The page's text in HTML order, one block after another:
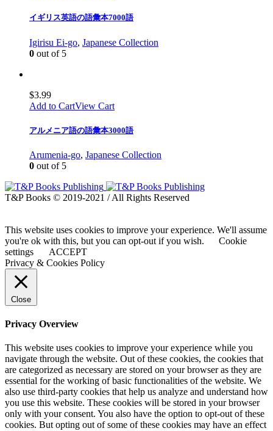
イギリス英語の語彙本7000語
Igirisu Ei-go, Japanese Collection
0 out of 5
$3.99
Add to CartView Cart
アルメニア語の語彙本3000語
Arumenia-go, Japanese Collection
0 out of 5
T&P Books © 2019-2021 / All Rights Reserved
This website uses cookies to improve your experience. We'll assume
you're ok with this, but you can opt-out if you wish.
Cookie
settings
ACCEPT
Privacy & Cookies Policy
Close
Privacy Overview
This website uses cookies to improve your experience while you
navigate through the website. Out of these cookies, the cookies that
are categorized as necessary are stored on your browser as they are
essential for the working of basic functionalities of the website. We
also use third-party cookies that help us analyze and understand how
you use this website. These cookies will be stored in your browser
only with your consent. You also have the option to opt-out of these
cookies. But opting out of some of these cookies may have an effect